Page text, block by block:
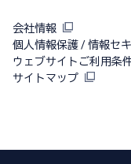
会社情報
個人情報保護 / 情報セ
ウェブサイトご利用条
サイトマップ